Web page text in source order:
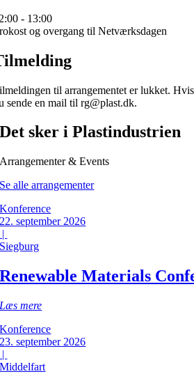
- 13:00
og overgang til Netværksdagen
til arrangementet er lukket.
sende en mail til rg@plast.dk.
Det sker i Plastindustrien
Arrangementer & Events
Se alle arrangementer
Konference
22. september 2026
|
Siegburg
Renewable Materials
Læs mere
Konference
23. september 2026
|
Middelfart